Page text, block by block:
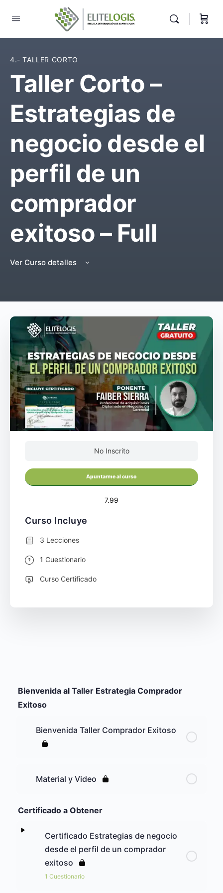
4.- TALLER CORTO
Taller Corto –
Estrategias de
negocio desde el
perfil de un
comprador
exitoso – Full
Ver Curso detalles
Bienvenida al Taller Estrategia Comprador
Exitoso
Bienvenida Taller Comprador Exitoso
Material y Video
Certificado a Obtener
Certificado Estrategias de negocio
desde el perfil de un comprador
exitoso
1 Cuestionario
No Inscrito
Apuntarme al curso
7.99
Curso Incluye
3 Lecciones
1 Cuestionario
Curso Certificado